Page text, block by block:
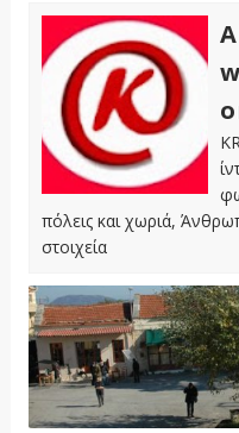
πόλεις και χωριά,
στοιχεία